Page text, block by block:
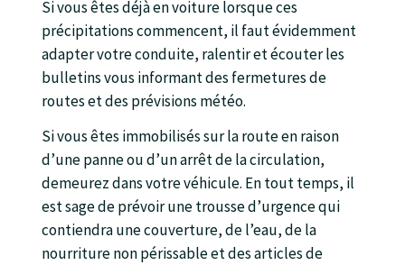
Si vous êtes déjà en voiture lorsque ces
précipitations commencent, il faut évidemment
adapter votre conduite, ralentir et écouter les
bulletins vous informant des fermetures de
routes et des prévisions météo.
Si vous êtes immobilisés sur la route en raison
d’une panne ou d’un arrêt de la circulation,
demeurez dans votre véhicule. En tout temps, il
est sage de prévoir une trousse d’urgence qui
contiendra une couverture, de l’eau, de la
nourriture non périssable et des articles de